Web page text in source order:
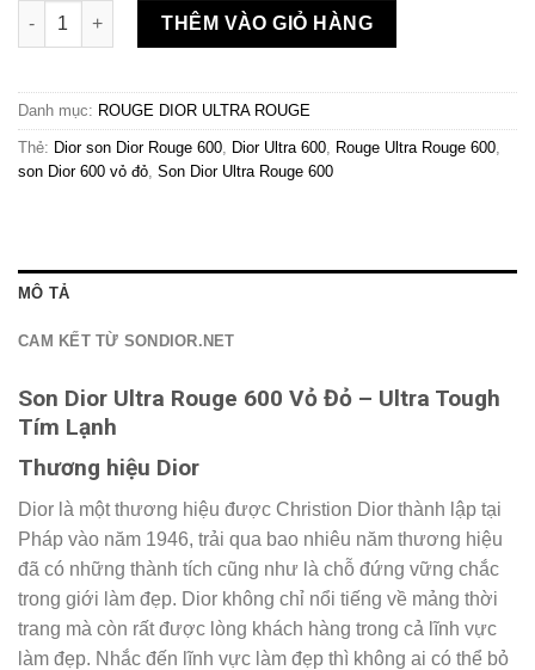
Son Dior Ultra Rouge 600 Vỏ Đỏ - Ultra Tough Tím Lạnh số
THÊM VÀO GIỎ HÀNG
Danh mục: ROUGE DIOR ULTRA ROUGE
Thẻ: Dior son Dior Rouge 600 Dior Ultra 600 Rouge Ultra Rouge 600
son Dior 600 vỏ đỏ Son Dior Ultra Rouge 600
MÔ TẢ
CAM KẾT TỪ SONDIOR.NET
Son Dior Ultra Rouge 600 Vỏ Đỏ – Ultra Tough
Tím Lạnh
Thương hiệu Dior
Dior là một thương hiệu được Christion Dior thành lập tại
Pháp vào năm 1946, trải qua bao nhiêu năm thương hiệu
đã có những thành tích cũng như là chỗ đứng vững chắc
trong giới làm đẹp. Dior không chỉ nổi tiếng về mảng thời
trang mà còn rất được lòng khách hàng trong cả lĩnh vực
làm đẹp. Nhắc đến lĩnh vực làm đẹp thì không ai có thể bỏ